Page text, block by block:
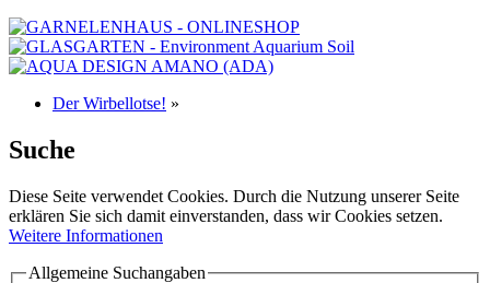
Der Wirbellotse! »
Suche
Diese Seite verwendet Cookies. Durch die Nutzung unserer Seite
erklären Sie sich damit einverstanden, dass wir Cookies setzen.
Weitere Informationen
Allgemeine Suchangaben